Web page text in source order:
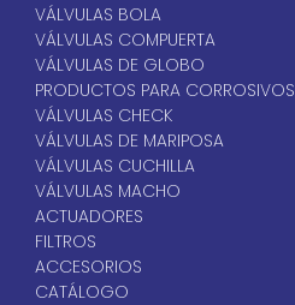
VÁLVULAS BOLA
VÁLVULAS COMPUERTA
VÁLVULAS DE GLOBO
PRODUCTOS PARA CORROSIVOS
VÁLVULAS CHECK
VÁLVULAS DE MARIPOSA
VÁLVULAS CUCHILLA
VÁLVULAS MACHO
ACTUADORES
FILTROS
ACCESORIOS
CATÁLOGO